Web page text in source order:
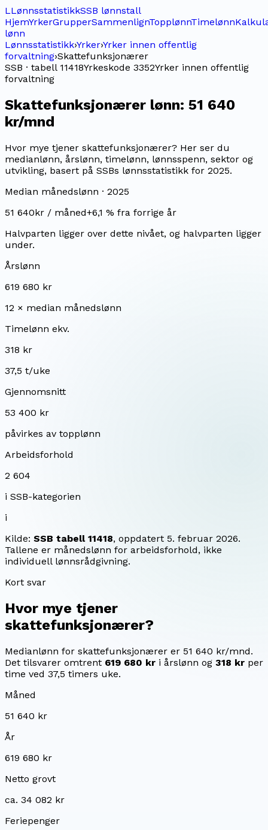
LLønnsstatistikkSSB lønnstall
HjemYrkerGrupperSammenlignTopplønnTimelønn
lønn
Lønnsstatistikk›Yrker›Yrker innen offentlig
forvaltning›Skattefunksjonærer
SSB · tabell 11418Yrkeskode 3352Yrker innen offentlig
forvaltning
Skattefunksjonærer lønn: 51 640
kr/mnd
Hvor mye tjener skattefunksjonærer? Her ser du
medianlønn, årslønn, timelønn, lønnsspenn, sektor og
utvikling, basert på SSBs lønnsstatistikk for 2025.
Median månedslønn · 2025
51 640kr / måned+6,1 % fra forrige år
Halvparten ligger over dette nivået, og halvparten ligger
under.
Årslønn
619 680 kr
12 × median månedslønn
Timelønn ekv.
318 kr
37,5 t/uke
Gjennomsnitt
53 400 kr
påvirkes av topplønn
Arbeidsforhold
2 604
i SSB-kategorien
i
Kilde: SSB tabell 11418, oppdatert 5. februar 2026.
Tallene er månedslønn for arbeidsforhold, ikke
individuell lønnsrådgivning.
Kort svar
Hvor mye tjener
skattefunksjonærer?
Medianlønn for skattefunksjonærer er 51 640 kr/mnd.
Det tilsvarer omtrent 619 680 kr i årslønn og 318 kr per
time ved 37,5 timers uke.
Måned
51 640 kr
År
619 680 kr
Netto grovt
ca. 34 082 kr
Feriepenger